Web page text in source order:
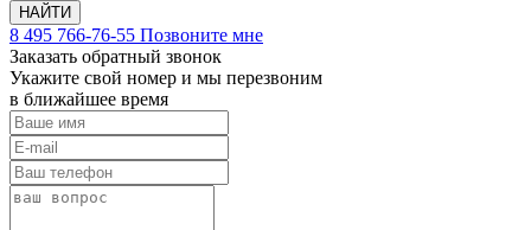
НАЙТИ
8 495 766-76-55 Позвоните мне
Заказать обратный звонок
Укажите свой номер и мы перезвоним
в ближайшее время